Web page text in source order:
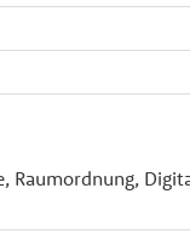
Raumordnung,